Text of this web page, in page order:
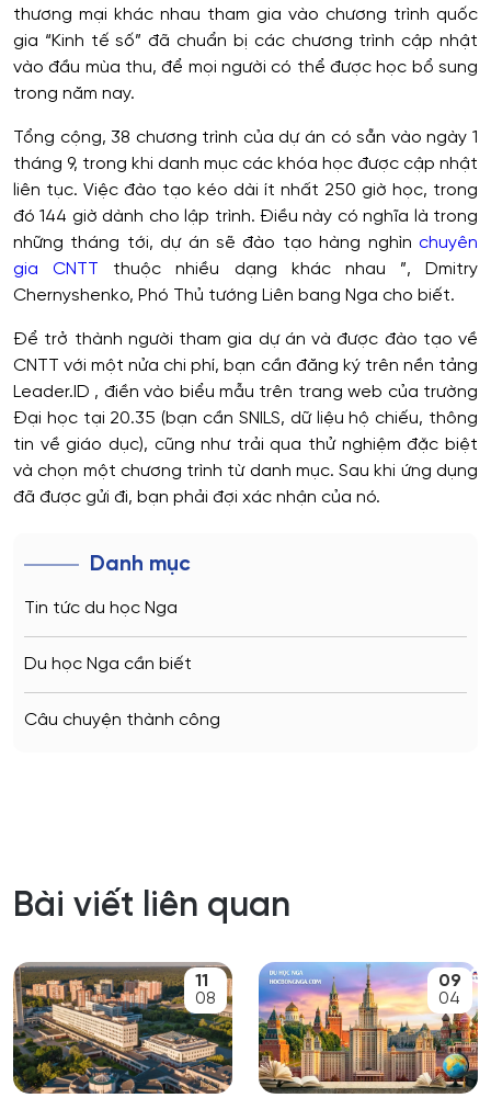
thương mại khác nhau tham gia vào chương trình quốc
gia “Kinh tế số” đã chuẩn bị các chương trình cập nhật
vào đầu mùa thu, để mọi người có thể được học bổ sung
trong năm nay.
Tổng cộng, 38 chương trình của dự án có sẵn vào ngày 1
tháng 9, trong khi danh mục các khóa học được cập nhật
liên tục. Việc đào tạo kéo dài ít nhất 250 giờ học, trong
đó 144 giờ dành cho lập trình. Điều này có nghĩa là trong
những tháng tới, dự án sẽ đào tạo hàng nghìn chuyên
gia CNTT thuộc nhiều dạng khác nhau ”, Dmitry
Chernyshenko, Phó Thủ tướng Liên bang Nga cho biết.
Để trở thành người tham gia dự án và được đào tạo về
CNTT với một nửa chi phí, bạn cần đăng ký trên nền tảng
Leader.ID , điền vào biểu mẫu trên trang web của trường
Đại học tại 20.35 (bạn cần SNILS, dữ liệu hộ chiếu, thông
tin về giáo dục), cũng như trải qua thử nghiệm đặc biệt
và chọn một chương trình từ danh mục. Sau khi ứng dụng
đã được gửi đi, bạn phải đợi xác nhận của nó.
Danh mục
Tin tức du học Nga
Du học Nga cần biết
Câu chuyện thành công
Bài viết liên quan
11
08
09
04